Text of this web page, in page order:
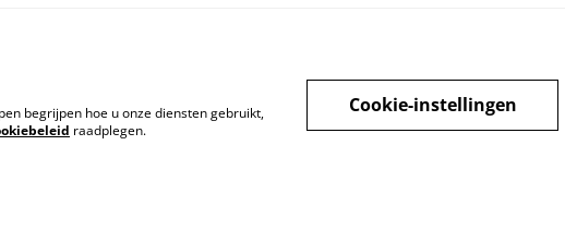
begrijpen hoe u onze diensten gebruikt,
raadplegen.
Cookie-instellingen